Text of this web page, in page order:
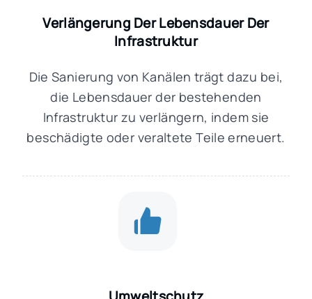
Verlängerung Der Lebensdauer Der
Infrastruktur
Die Sanierung von Kanälen trägt dazu bei,
die Lebensdauer der bestehenden
Infrastruktur zu verlängern, indem sie
beschädigte oder veraltete Teile erneuert.